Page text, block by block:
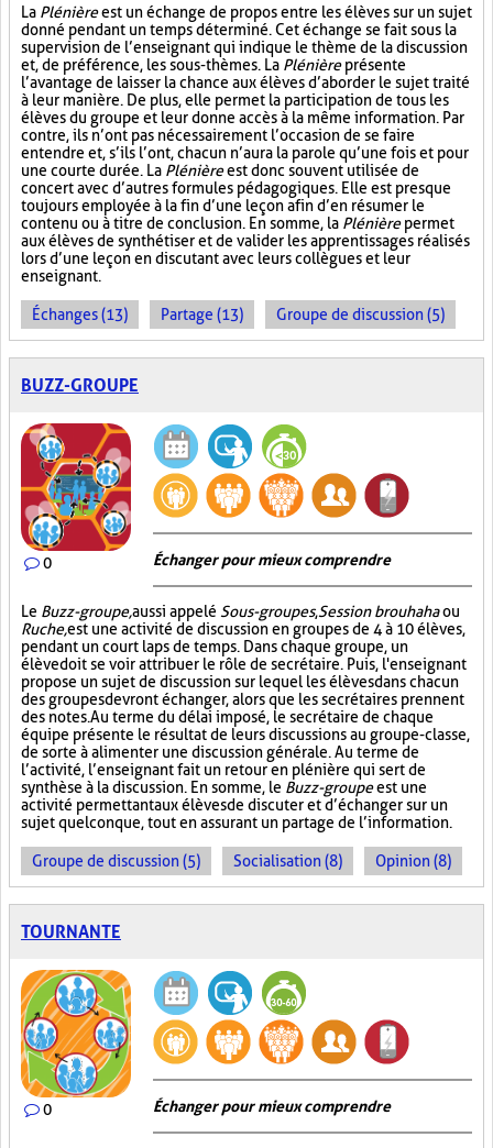
La Plénièreest un échange de propos entre les élèves sur un sujet
donné pendant un temps déterminé. Cet échange se fait sous la
supervision de l’enseignant qui indique le thème de la discussion
et, de préférence, les sous-thèmes. La Plénièreprésente
l’avantage de laisser la chance aux élèves d’aborder le sujet traité
à leur manière. De plus, elle permet la participation de tous les
élèves du groupe et leur donne accès à la même information. Par
contre, ils n’ont pas nécessairement l’occasion de se faire
entendre et, s’ils l’ont, chacun n’aura la parole qu’une fois et pour
une courte durée. La Plénièreest donc souvent utilisée de
concert avec d’autres formules pédagogiques. Elle est presque
toujours employée à la fin d’une leçon afin d’en résumer le
contenu ou à titre de conclusion. En somme, la Plénièrepermet
aux élèves de synthétiser et de valider les apprentissages réalisés
lors d’une leçon en discutant avec leurs collègues et leur
enseignant.
Échanges (13) Partage (13) Groupe de discussion (5)
BUZZ-GROUPE
0 Échanger pour mieux comprendre
Le Buzz-groupe,aussi appelé Sous-groupes,Session brouhahaou
Ruche,est une activité de discussion en groupes de 4 à 10 élèves,
pendant un court laps de temps. Dans chaque groupe, un
élève doit se voir attribuer le rôle de secrétaire. Puis, l'enseignant
propose un sujet de discussion sur lequel les élèves dans chacun
des groupes devront échanger, alors que les secrétaires prennent
des notes. Au terme du délai imposé, le secrétaire de chaque
équipe présente le résultat de leurs discussions au groupe-classe,
de sorte à alimenter une discussion générale. Au terme de
l’activité, l’enseignant fait un retour en plénière qui sert de
synthèse à la discussion. En somme, le Buzz-groupeest une
activité permettant aux élèves de discuter et d’échanger sur un
sujet quelconque, tout en assurant un partage de l’information.
Groupe de discussion (5) Socialisation (8) Opinion (8)
TOURNANTE
0 Échanger pour mieux comprendre